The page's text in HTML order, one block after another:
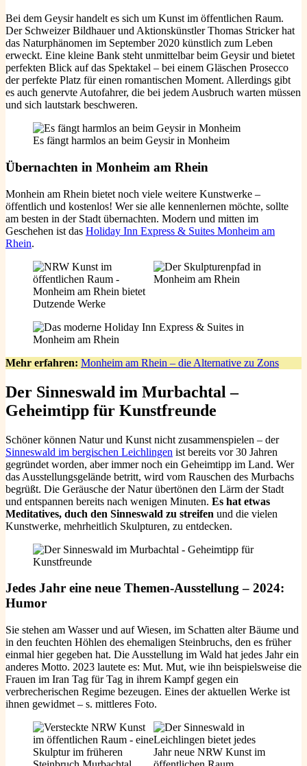
Bei dem Geysir handelt es sich um Kunst im öffentlichen Raum.
Der Schweizer Bildhauer und Aktionskünstler Thomas Stricker hat
das Naturphänomen im September 2020 künstlich zum Leben
erweckt. Eine kleine Bank steht unmittelbar beim Geysir und bietet
perfekten Blick auf das Spektakel – bei einem Gläschen Prosecco
der perfekte Platz für einen romantischen Moment. Allerdings gibt
es auch genervte Autofahrer, die bei jedem Ausbruch warten müssen
und sich lautstark beschweren.
Es fängt harmlos an beim Geysir in Monheim
Übernachten in Monheim am Rhein
Monhein am Rhein bietet noch viele weitere Kunstwerke –
öffentlich und kostenlos! Wer sie alle kennenlernen möchte, sollte
am besten in der Stadt übernachten. Modern und mitten im
Geschehen ist das Holiday Inn Express & Suites Monheim am
Rhein.
Mehr erfahren: Monheim am Rhein – die Alternative zu Zons
Der Sinneswald im Murbachtal –
Geheimtipp für Kunstfreunde
Schöner können Natur und Kunst nicht zusammenspielen – der
Sinneswald im bergischen Leichlingen ist bereits vor 30 Jahren
gegründet worden, aber immer noch ein Geheimtipp im Land. Wer
das Ausstellungsgelände betritt, wird vom Rauschen des Murbachs
begrüßt. Die Geräusche der Natur übertönen den Lärm der Stadt
und entspannen bereits nach wenigen Minuten. Es hat etwas
Meditatives, duch den Sinneswald zu streifen und die vielen
Kunstwerke, mehrheitlich Skulpturen, zu entdecken.
Jedes Jahr eine neue Themen-Ausstellung – 2024:
Humor
Sie stehen am Wasser und auf Wiesen, im Schatten alter Bäume und
in den feuchten Höhlen des ehemaligen Steinbruchs, den es früher
einmal hier gegeben hat. Die Ausstellung im Wald hat jedes Jahr ein
anderes Motto. 2023 lautete es: Mut. Mut, wie ihn beispielsweise die
Frauen im Iran Tag für Tag in ihrem Kampf gegen ein
verbrecherischen Regime bezeugen. Eines der aktuellen Werke ist
ihnen gewidmet – s. mittleres Foto.